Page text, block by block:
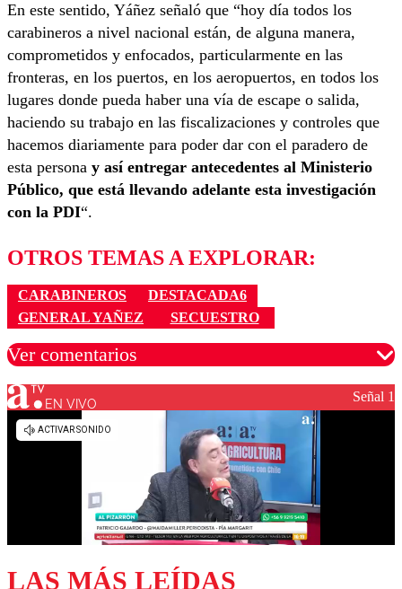
En este sentido, Yáñez señaló que “hoy día todos los
carabineros a nivel nacional están, de alguna manera,
comprometidos y enfocados, particularmente en las
fronteras, en los puertos, en los aeropuertos, en todos los
lugares donde pueda haber una vía de escape o salida,
haciendo su trabajo en las fiscalizaciones y controles que
hacemos diariamente para poder dar con el paradero de
esta persona y así entregar antecedentes al Ministerio
Público, que está llevando adelante esta investigación
con la PDI“.
OTROS TEMAS A EXPLORAR:
CARABINEROS
DESTACADA6
GENERAL YAÑEZ
SECUESTRO
Ver comentarios
Los comentarios son moderados para garantizar un
diálogo respetuoso.
EN VIVO Señal 1
LAS MÁS LEÍDAS